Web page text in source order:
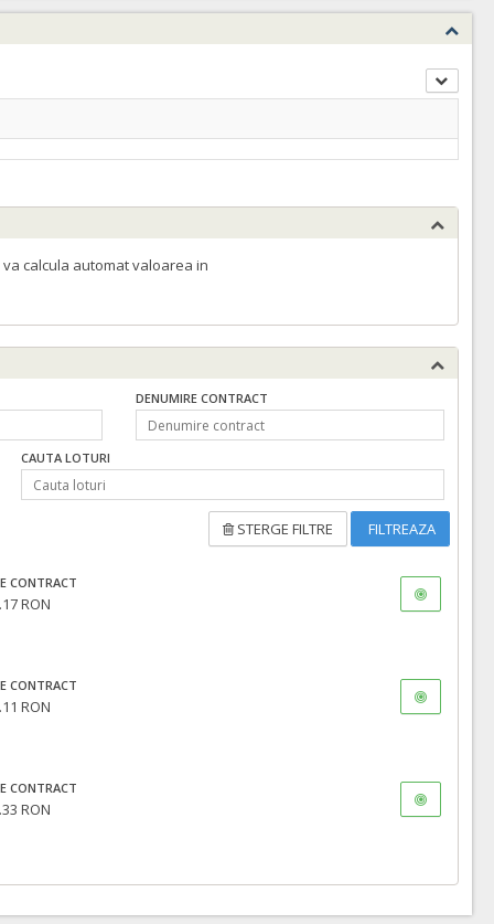
calcula automat valoarea in
DENUMIRE CONTRACT
CAUTA LOTURI
STERGE FILTRE FILTREAZA
CONTRACT
RON
CONTRACT
RON
CONTRACT
RON